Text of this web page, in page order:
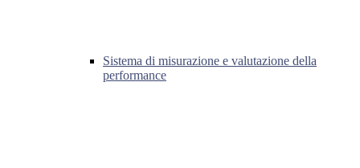
Sistema di misurazione e valutazione della
performance